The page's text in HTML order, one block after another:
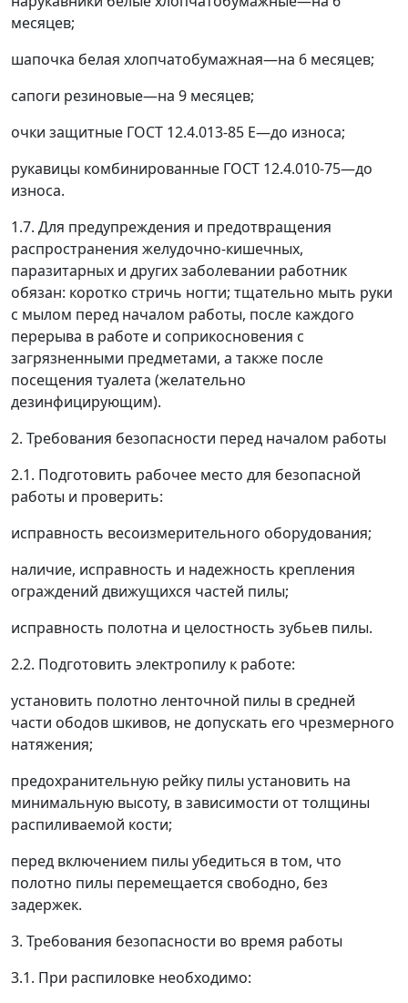
месяцев;
шапочка белая хлопчатобумажная—на 6 месяцев;
сапоги резиновые—на 9 месяцев;
очки защитные ГОСТ 12.4.013-85 Е—до износа;
рукавицы комбинированные ГОСТ 12.4.010-75—до
износа.
1.7. Для предупреждения и предотвращения
распространения желудочно-кишечных,
паразитарных и других заболевании работник
обязан: коротко стричь ногти; тщательно мыть руки
с мылом перед началом работы, после каждого
перерыва в работе и соприкосновения с
загрязненными предметами, а также после
посещения туалета (желательно
дезинфицирующим).
2. Требования безопасности перед началом работы
2.1. Подготовить рабочее место для безопасной
работы и проверить:
исправность весоизмерительного оборудования;
наличие, исправность и надежность крепления
ограждений движущихся частей пилы;
исправность полотна и целостность зубьев пилы.
2.2. Подготовить электропилу к работе:
установить полотно ленточной пилы в средней
части ободов шкивов, не допускать его чрезмерного
натяжения;
предохранительную рейку пилы установить на
минимальную высоту, в зависимости от толщины
распиливаемой кости;
перед включением пилы убедиться в том, что
полотно пилы перемещается свободно, без
задержек.
3. Требования безопасности во время работы
3.1. При распиловке необходимо: